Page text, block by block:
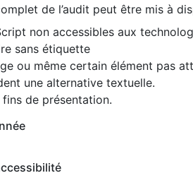
de l’audit peut être mis à
non accessibles aux
sans étiquette
ou même certain élément pas
une alternative textuelle.
de présentation.